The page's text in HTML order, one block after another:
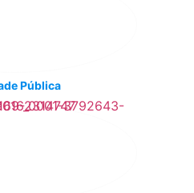
Pública